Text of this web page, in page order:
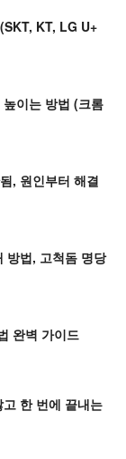
KT, LG U+
이는 방법 (크롬
, 원인부터 해결
방법, 고척돔 명당
완벽 가이드
한 번에 끝내는